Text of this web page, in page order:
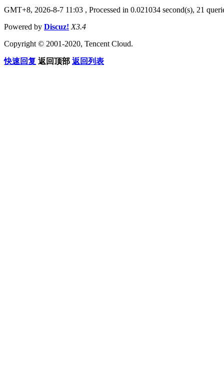
GMT+8, 2026-8-7 11:03 , Processed in 0.021034 second(s), 21
Powered by Discuz! X3.4
Copyright © 2001-2020, Tencent Cloud.
快速回复 返回顶部 返回列表